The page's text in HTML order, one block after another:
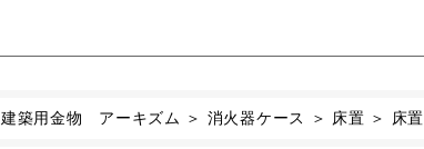
建築用金物 アーキズム ＞ 消火器ケース ＞ 床置 ＞ 床置